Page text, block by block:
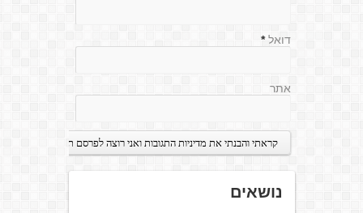
דואל *
אתר
נושאים